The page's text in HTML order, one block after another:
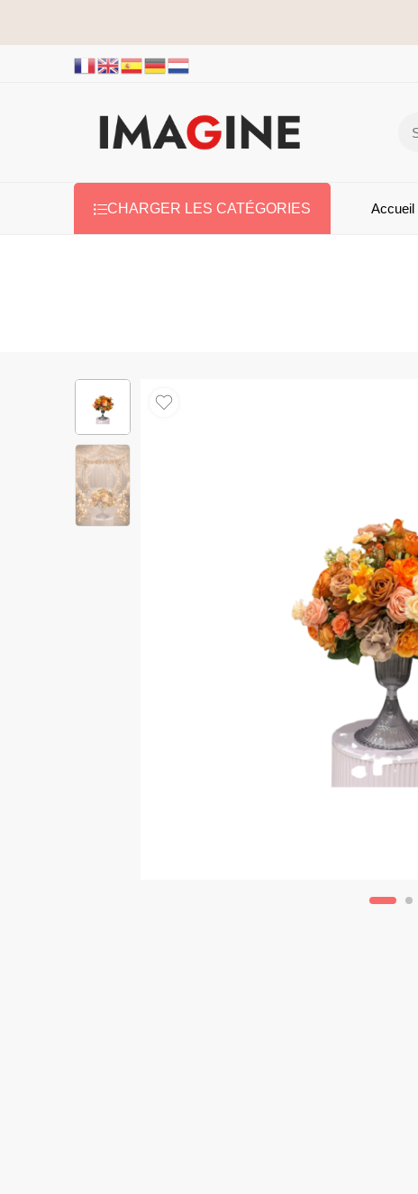
CHARGER LES CATÉGORIES Accueil